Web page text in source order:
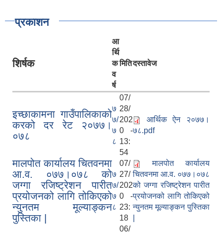
प्रकाशन
शिर्षक
आ
र्थि
क
व
र्ष
मितिदस्तावेज
इच्छाकामना गाउँपालिकाको
करको दर रेट २०७७।
०७८
७
७/
७
८
07/
28/
202
0 -
13:
54
आर्थिक ऐन २०७७।
७८.pdf
मालपोत कार्यालय चितवनमा
आ.व. ०७७।०७८ को
जग्गा रजिष्ट्रेशन पारीत
प्रयोजनको लागि तोकिएको
न्युनतम मूल्याङ्कन
पुस्तिका |
७
७/
७
८
07/
27/
202
0 -
23:
18
मालपोत कार्यालय
चितवनमा आ.व. ०७७।०७८
को जग्गा रजिष्ट्रेशन पारीत
प्रयोजनको लागि तोकिएको
न्युनतम मूल्याङ्कन पुस्तिका
06/